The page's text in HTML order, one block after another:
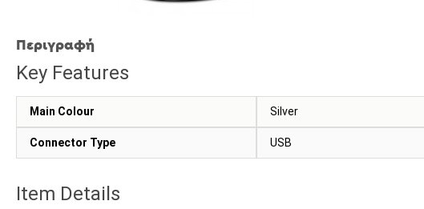
Περιγραφή
Key Features
Main Colour Silver
Connector Type USB
Item Details